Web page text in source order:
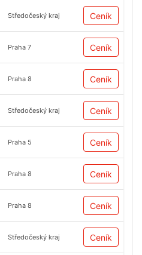
Středočeský kraj Ceník
Praha 7 Ceník
Praha 8 Ceník
Středočeský kraj Ceník
Praha 5 Ceník
Praha 8 Ceník
Praha 8 Ceník
Středočeský kraj Ceník